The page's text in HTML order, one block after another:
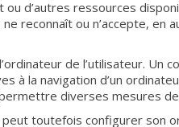
d’autres ressources
reconnaît ou n’accepte, en
de l’utilisateur. Un
à la navigation d’un
diverses mesures
peut toutefois configurer son